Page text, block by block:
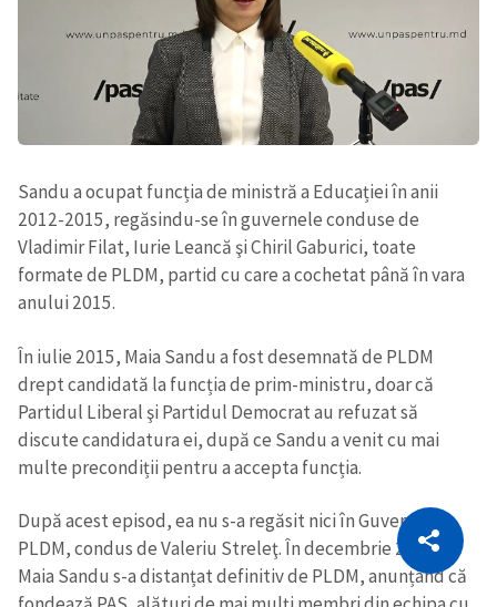
Copiază Link
Sandu a ocupat funcția de ministră a Educației în anii
2012-2015, regăsindu-se în guvernele conduse de
Vladimir Filat, Iurie Leancă şi Chiril Gaburici, toate
formate de PLDM, partid cu care a cochetat până în vara
anului 2015.
În iulie 2015, Maia Sandu a fost desemnată de PLDM
drept candidată la funcția de prim-ministru, doar că
Partidul Liberal şi Partidul Democrat au refuzat să
discute candidatura ei, după ce Sandu a venit cu mai
multe precondiții pentru a accepta funcția.
După acest episod, ea nu s-a regăsit nici în Guvernul
PLDM, condus de Valeriu Streleţ. În decembrie 2015,
Maia Sandu s-a distanțat definitiv de PLDM, anunțând că
Citește articolul